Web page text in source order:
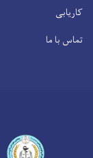
کاریابی
تماس با ما